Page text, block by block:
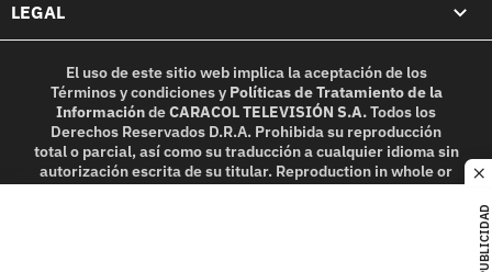
PUBLICIDAD
LEGAL
El uso de este sitio web implica la aceptación de los
Términos y condicionesy Políticas de Tratamiento de la
InformacióndeCARACOL TELEVISIÓN S.A.Todos los
Derechos Reservados D.R.A. Prohibida su reproducción
total o parcial, así como su traducción a cualquier idioma sin
autorización escrita de su titular. Reproduction in whole or
in part, or translation without written permission is